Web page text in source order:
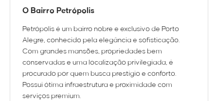
O Bairro Petrópolis
Petrópolis é um bairro nobre e exclusivo de Porto
Alegre, conhecido pela elegância e sofisticação.
Com grandes mansões, propriedades bem
conservadas e uma localização privilegiada, é
procurado por quem busca prestígio e conforto.
Possui ótima infraestrutura e proximidade com
serviços premium.